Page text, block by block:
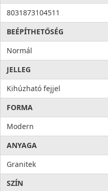
8031873104511
BEÉPÍTHETŐSÉG
Normál
JELLEG
Kihúzható fejjel
FORMA
Modern
ANYAGA
Granitek
SZÍN